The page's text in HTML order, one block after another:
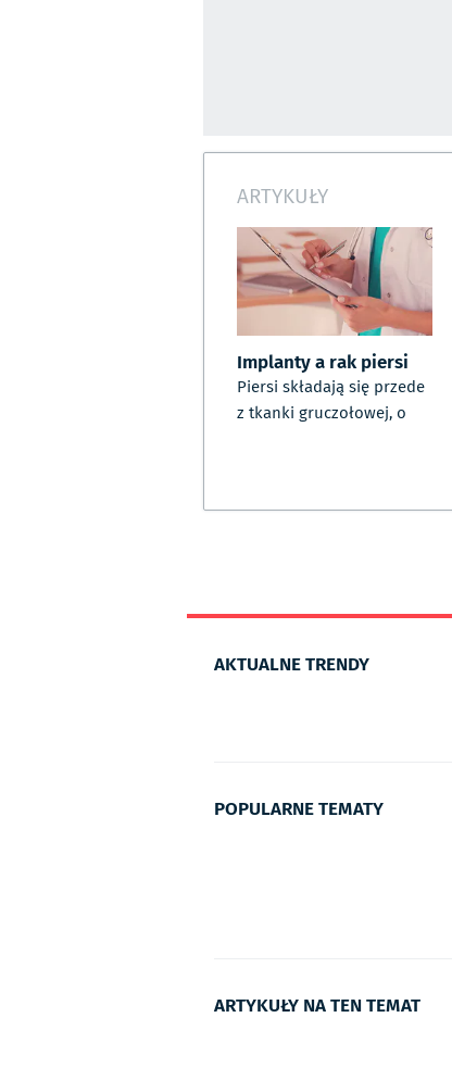
ARTYKUŁY
Implanty a rak piersi
Piersi składają się przede
z tkanki gruczołowej, o
AKTUALNE TRENDY
POPULARNE TEMATY
ARTYKUŁY NA TEN TEMAT